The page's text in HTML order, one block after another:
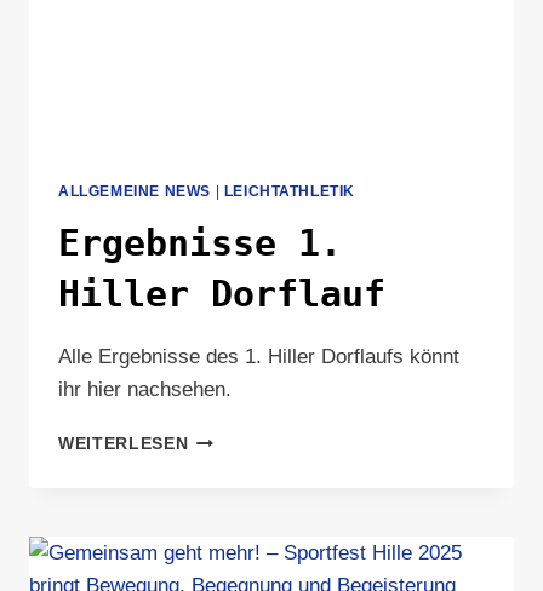
ALLGEMEINE NEWS LEICHTATHLETIK
Ergebnisse 1.
Hiller Dorflauf
Alle Ergebnisse des 1. Hiller Dorflaufs könnt
ihr hier nachsehen.
WEITERLESENERGEBNISSE